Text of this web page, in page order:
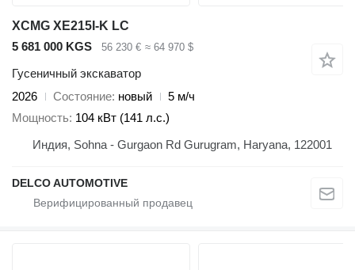
XCMG XE215I-K LC
5 681 000 KGS
56 230 € ≈ 64 970 $
Гусеничный экскаватор
2026
Состояние новый
5 м/ч
Мощность 104 кВт (141 л.с.)
Индия, Sohna - Gurgaon Rd Gurugram, Haryana, 122001
DELCO AUTOMOTIVE